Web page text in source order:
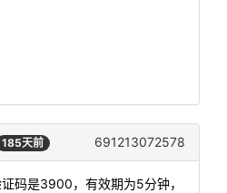
185天前 691213072578
码是3900，有效期为5分钟，